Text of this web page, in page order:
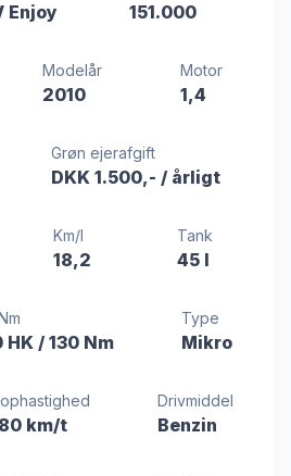
Enjoy 151.000
Modelår
2010
Motor
1,4
Grøn ejerafgift
DKK 1.500,- / årligt
Km/l
18,2
Tank
45 l
HK/ 130 Nm
Type
Mikro
km/t
Drivmiddel
Benzin